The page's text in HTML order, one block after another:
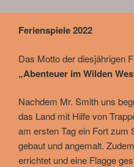
Ferienspiele 2022
Das Motto der diesjährigen
„Abenteuer im Wilden
Nachdem Mr. Smith uns
das Land mit Hilfe von
am ersten Tag ein Fort zum
gebaut und angemalt.
errichtet und eine Flagge